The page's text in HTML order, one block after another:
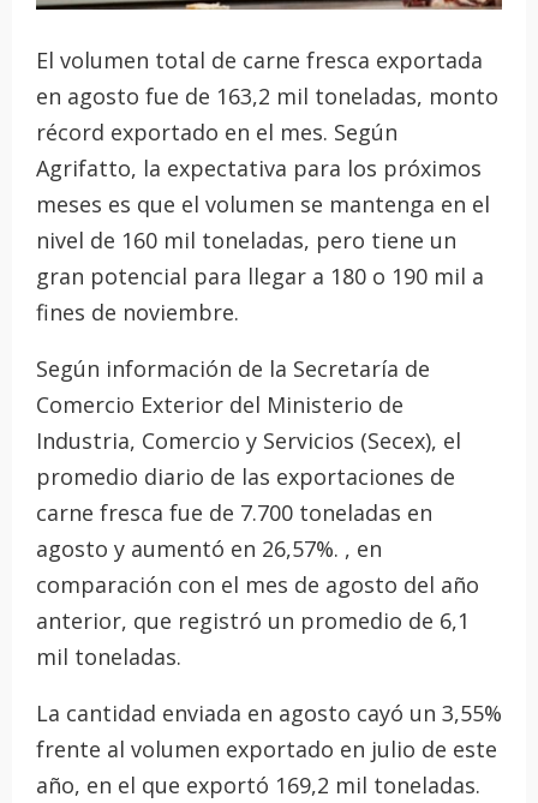
El volumen total de carne fresca exportada
en agosto fue de 163,2 mil toneladas, monto
récord exportado en el mes. Según
Agrifatto, la expectativa para los próximos
meses es que el volumen se mantenga en el
nivel de 160 mil toneladas, pero tiene un
gran potencial para llegar a 180 o 190 mil a
fines de noviembre.
Según información de la Secretaría de
Comercio Exterior del Ministerio de
Industria, Comercio y Servicios (Secex), el
promedio diario de las exportaciones de
carne fresca fue de 7.700 toneladas en
agosto y aumentó en 26,57%. , en
comparación con el mes de agosto del año
anterior, que registró un promedio de 6,1
mil toneladas.
La cantidad enviada en agosto cayó un 3,55%
frente al volumen exportado en julio de este
año, en el que exportó 169,2 mil toneladas.